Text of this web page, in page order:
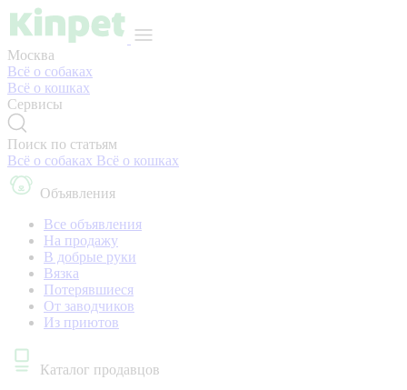
Москва
Всё о собаках
Всё о кошках
Сервисы
Поиск по статьям
Всё о собаках Всё о кошках
Объявления
Все объявления
На продажу
В добрые руки
Вязка
Потерявшиеся
От заводчиков
Из приютов
Каталог продавцов